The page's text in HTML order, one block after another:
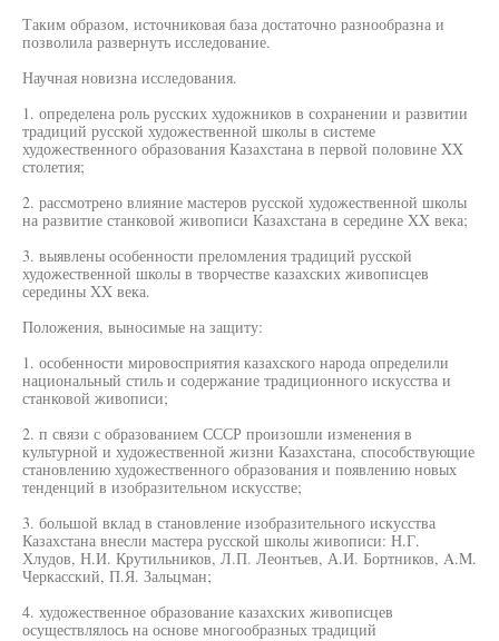
Таким образом, источниковая база достаточно разнообразна и
позволила развернуть исследование.
Научная новизна исследования.
1. определена роль русских художников в сохранении и развитии
традиций русской художественной школы в системе
художественного образования Казахстана в первой половине XX
столетия;
2. рассмотрено влияние мастеров русской художественной школы
на развитие станковой живописи Казахстана в середине XX века;
3. выявлены особенности преломления традиций русской
художественной школы в творчестве казахских живописцев
середины XX века.
Положения, выносимые на защиту:
1. особенности мировосприятия казахского народа определили
национальный стиль и содержание традиционного искусства и
станковой живописи;
2. п связи с образованием СССР произошли изменения в
культурной и художественной жизни Казахстана, способствующие
становлению художественного образования и появлению новых
тенденций в изобразительном искусстве;
3. большой вклад в становление изобразительного искусства
Казахстана внесли мастера русской школы живописи: Н.Г.
Хлудов, Н.И. Крутильников, Л.П. Леонтьев, А.И. Бортников, A.M.
Черкасский, П.Я. Зальцман;
4. художественное образование казахских живописцев
осуществлялось на основе многообразных традиций